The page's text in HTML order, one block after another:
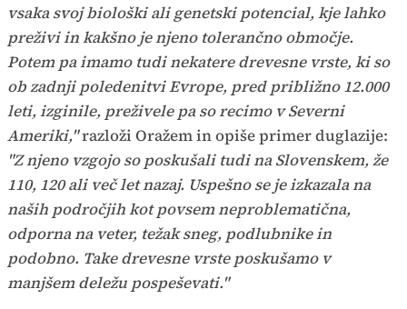
vsaka svoj biološki ali genetski potencial, kje lahko
preživi in kakšno je njeno tolerančno območje.
Potem pa imamo tudi nekatere drevesne vrste, ki so
ob zadnji poledenitvi Evrope, pred približno 12.000
leti, izginile, preživele pa so recimo v Severni
Ameriki,"razloži Oražem in opiše primer duglazije:
"Z njeno vzgojo so poskušali tudi na Slovenskem, že
110, 120 ali več let nazaj. Uspešno se je izkazala na
naših področjih kot povsem neproblematična,
odporna na veter, težak sneg, podlubnike in
podobno. Take drevesne vrste poskušamo v
manjšem deležu pospeševati."